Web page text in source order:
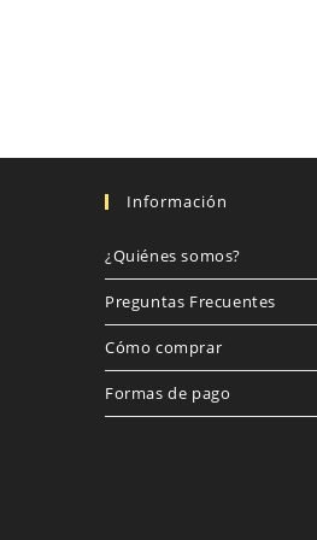
Información
¿Quiénes somos?
Preguntas Frecuentes
Cómo comprar
Formas de pago